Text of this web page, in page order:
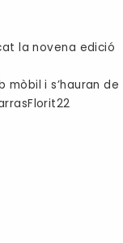
la novena edició
i s’hauran de